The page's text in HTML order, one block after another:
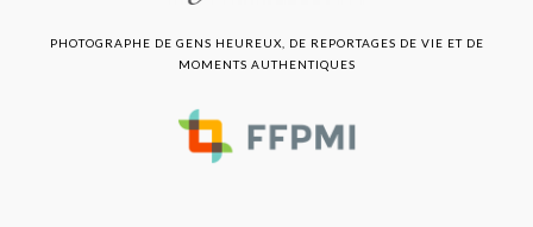
PHOTOGRAPHE DE GENS HEUREUX, DE REPORTAGES DE VIE ET DE
MOMENTS AUTHENTIQUES